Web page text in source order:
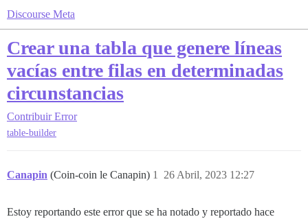
Discourse Meta
Crear una tabla que genere líneas
vacías entre filas en determinadas
circunstancias
Contribuir Error
table-builder
Canapin (Coin-coin le Canapin) 26 Abril, 2023 12:27
1
Estoy reportando este error que se ha notado y reportado hace